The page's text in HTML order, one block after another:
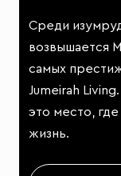
Среди
возвышается
самых
Jumeirah
это место,
жизнь.